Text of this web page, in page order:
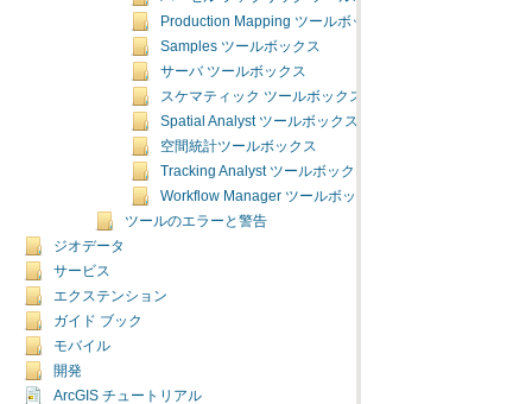
Production Mapping ツールボックス
Samples ツールボックス
サーバ ツールボックス
スケマティック ツールボックス
Spatial Analyst ツールボックス
空間統計ツールボックス
Tracking Analyst ツールボックス
Workflow Manager ツールボックス
ツールのエラーと警告
ジオデータ
サービス
エクステンション
ガイド ブック
モバイル
開発
ArcGIS チュートリアル